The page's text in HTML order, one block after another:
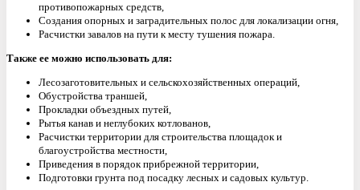
противопожарных средств,
Создания опорных и заградительных полос для локализации огня,
Расчистки завалов на пути к месту тушения пожара.
Также ее можно использовать для:
Лесозаготовительных и сельскохозяйственных операций,
Обустройства траншей,
Прокладки объездных путей,
Рытья канав и неглубоких котлованов,
Расчистки территории для строительства площадок и
благоустройства местности,
Приведения в порядок прибрежной территории,
Подготовки грунта под посадку лесных и садовых культур.